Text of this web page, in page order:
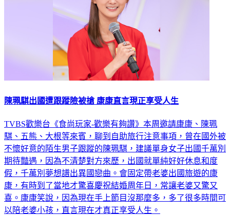
陳珮騏出國遭跟蹤險被搶 康康直言現正享受人生
TVBS歡樂台《食尚玩家-歡樂有夠讚》本周邀請康康、陳珮
騏、五熊、大根等來賓，聊到自助旅行注意事項，曾在國外被
不懷好意的陌生男子跟蹤的陳珮騏，建議單身女子出國千萬別
期待豔遇，因為不清楚對方來歷，出國就單純好好休息和度
假，千萬別夢想譜出異國戀曲。會固定帶老婆出國旅遊的康
康，有時到了當地才驚喜慶祝結婚周年日，常讓老婆又驚又
喜。康康笑說，因為現在手上節目沒那麼多，多了很多時間可
以陪老婆小孩，直言現在才真正享受人生。